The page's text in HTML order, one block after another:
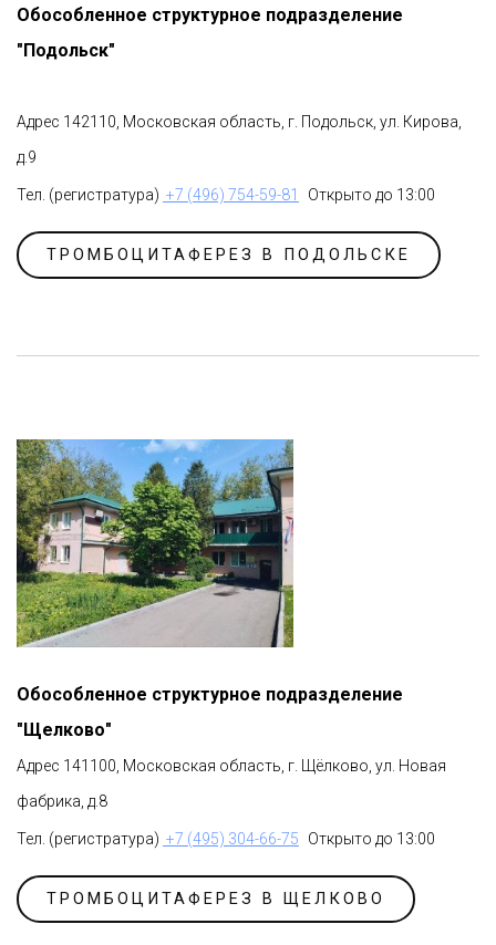
Обособленное структурное подразделение
"Подольск"
Адрес 142110, Московская область, г. Подольск, ул. Кирова,
д.9
Тел. (регистратура) +7 (496) 754-59-81 Открыто до 13:00
ТРОМБОЦИТАФЕРЕЗ В ПОДОЛЬСКЕ
Обособленное структурное подразделение
"Щелково"
Адрес 141100, Московская область, г. Щёлково, ул. Новая
фабрика, д.8
Тел. (регистратура) +7 (495) 304-66-75 Открыто до 13:00
ТРОМБОЦИТАФЕРЕЗ В ЩЕЛКОВО